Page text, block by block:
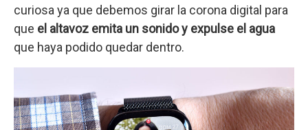
curiosa ya que debemos girar la corona digital para
que el altavoz emita un sonido y expulse el agua
que haya podido quedar dentro.